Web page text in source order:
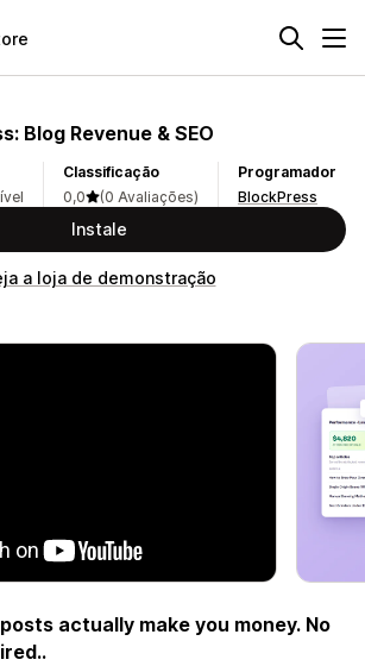
Blog Revenue & SEO
Classificação
0,0
(0 Avaliações)
Programador
BlockPress
Instale
a loja de demonstração
actually make you money. No